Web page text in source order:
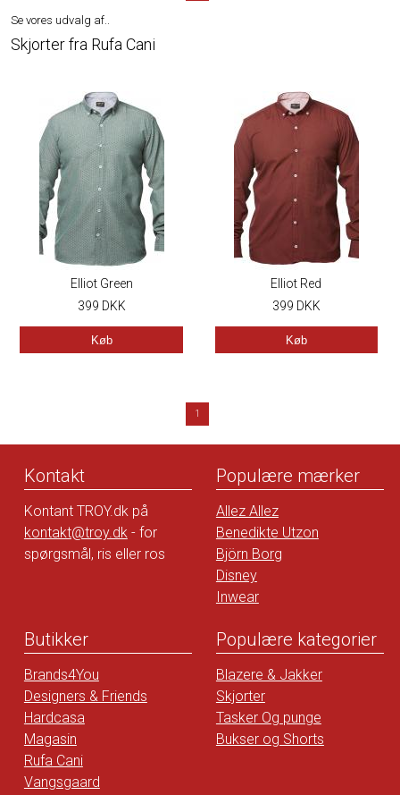
Se vores udvalg af..
Skjorter fra Rufa Cani
Elliot Green
399 DKK
Køb
Elliot Red
399 DKK
Køb
1
Kontakt
Kontant TROY.dk på
kontakt@troy.dk- for
spørgsmål, ris eller ros
Populære mærker
Allez Allez
Benedikte Utzon
Björn Borg
Disney
Inwear
Butikker
Brands4You
Designers & Friends
Hardcasa
Magasin
Rufa Cani
Vangsgaard
Populære kategorier
Blazere & Jakker
Skjorter
Tasker Og punge
Bukser og Shorts